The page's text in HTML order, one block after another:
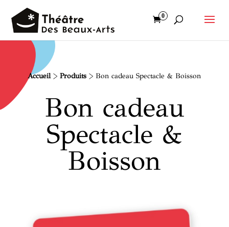
0
Accueil>Produits >Bon cadeau Spectacle & Boisson
Bon cadeau
Spectacle &
Boisson